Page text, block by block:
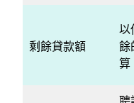
剩餘貸款額
以
餘
算